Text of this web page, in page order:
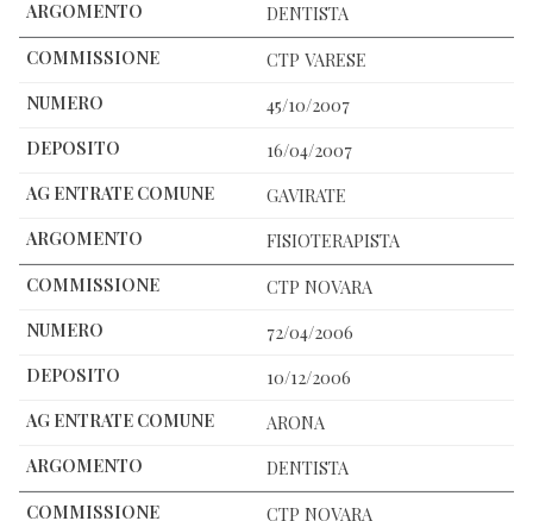
DENTISTA
CTP VARESE
45/10/2007
16/04/2007
GAVIRATE
FISIOTERAPISTA
CTP NOVARA
72/04/2006
10/12/2006
ARONA
DENTISTA
CTP NOVARA